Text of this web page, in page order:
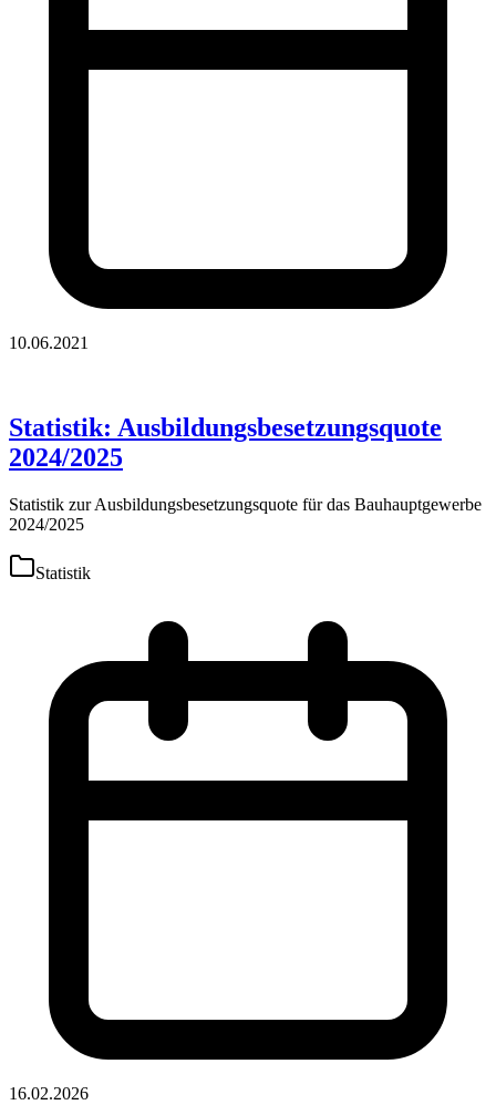
10.06.2021
Statistik: Ausbildungsbesetzungsquote
2024/2025
Statistik zur Ausbildungsbesetzungsquote für das Bauhauptgewerbe
2024/2025
Statistik
16.02.2026